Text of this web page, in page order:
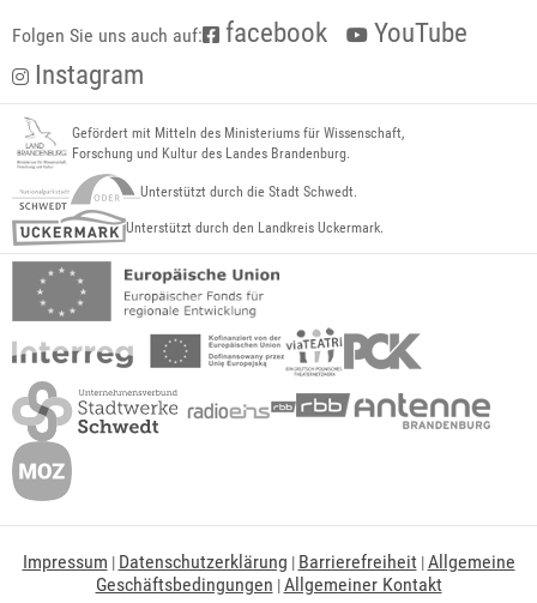
Folgen Sie uns auch auf: facebook
YouTube
Instagram
Gefördert mit Mitteln des Ministeriums für Wissenschaft,
Forschung und Kultur des Landes Brandenburg.
Unterstützt durch die Stadt Schwedt.
Unterstützt durch den Landkreis Uckermark.
Impressum | Datenschutzerklärung | Barrierefreiheit|Allgemeine
Geschäftsbedingungen |Allgemeiner Kontakt